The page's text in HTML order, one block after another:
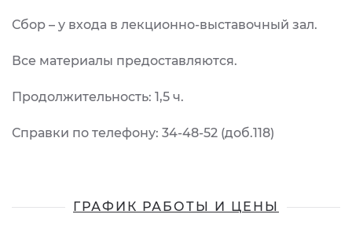
Сбор – у входа в лекционно-выставочный зал.
Все материалы предоставляются.
Продолжительность: 1,5 ч.
Справки по телефону: 34-48-52 (доб.118)
ГРАФИК РАБОТЫ И ЦЕНЫ